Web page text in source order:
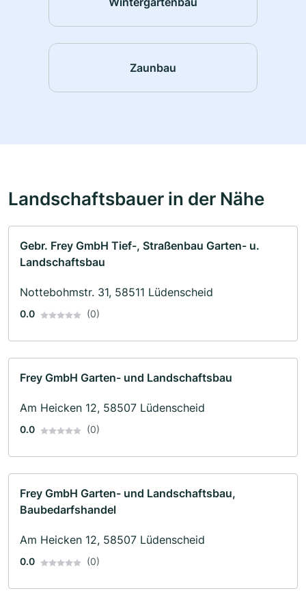
Zaunbau
Landschaftsbauer in der Nähe
Gebr. Frey GmbH Tief-, Straßenbau Garten- u.
Landschaftsbau
Nottebohmstr. 31, 58511 Lüdenscheid
0.0 (0)
Frey GmbH Garten- und Landschaftsbau
Am Heicken 12, 58507 Lüdenscheid
0.0 (0)
Frey GmbH Garten- und Landschaftsbau,
Baubedarfshandel
Am Heicken 12, 58507 Lüdenscheid
0.0 (0)